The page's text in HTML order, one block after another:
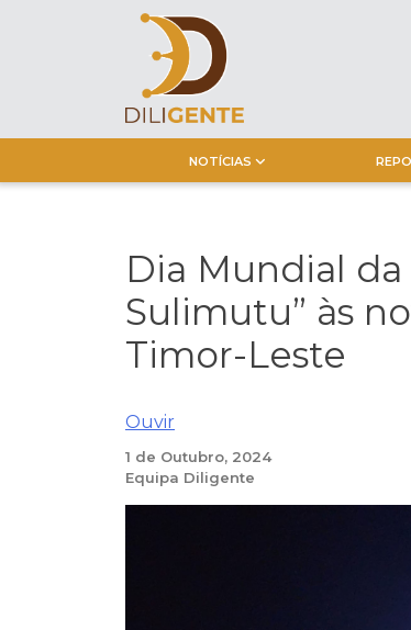
NOTÍCIAS
Dia Mundial da
Sulimutu” às
Timor-Leste
Ouvir
1 de Outubro, 2024
Equipa Diligente